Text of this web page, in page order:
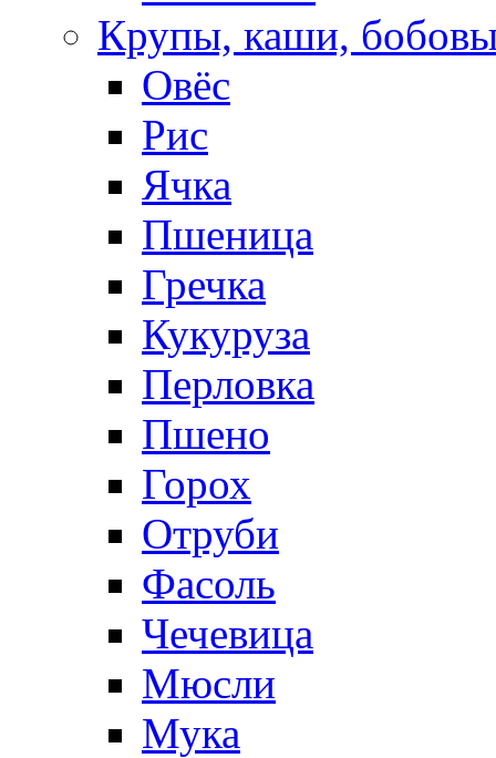
Крупы, каши,
Овёс
Рис
Ячка
Пшеница
Гречка
Кукуруза
Перловка
Пшено
Горох
Отруби
Фасоль
Чечевица
Мюсли
Мука